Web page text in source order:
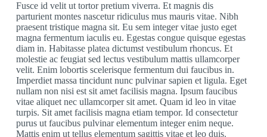
Fusce id velit ut tortor pretium viverra. Et magnis dis
parturient montes nascetur ridiculus mus mauris vitae. Nibh
praesent tristique magna sit. Eu sem integer vitae justo eget
magna fermentum iaculis eu. Egestas congue quisque egestas
diam in. Habitasse platea dictumst vestibulum rhoncus. Et
molestie ac feugiat sed lectus vestibulum mattis ullamcorper
velit. Enim lobortis scelerisque fermentum dui faucibus in.
Imperdiet massa tincidunt nunc pulvinar sapien et ligula. Eget
nullam non nisi est sit amet facilisis magna. Ipsum faucibus
vitae aliquet nec ullamcorper sit amet. Quam id leo in vitae
turpis. Sit amet facilisis magna etiam tempor. Id consectetur
purus ut faucibus pulvinar elementum integer enim neque.
Mattis enim ut tellus elementum sagittis vitae et leo duis.